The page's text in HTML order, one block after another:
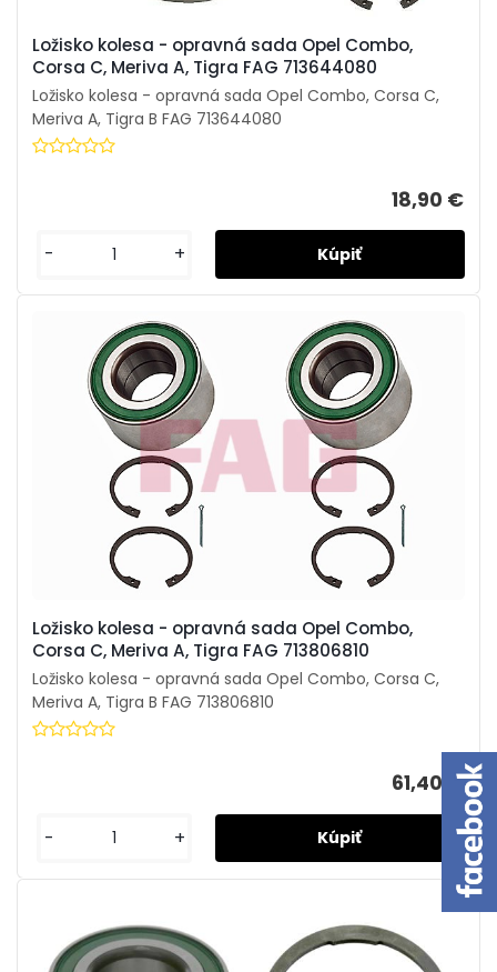
Ložisko kolesa - opravná sada Opel Combo,
Corsa C, Meriva A, Tigra FAG 713644080
Ložisko kolesa - opravná sada Opel Combo, Corsa C,
Meriva A, Tigra B FAG 713644080
18,90 €
- +
Ložisko kolesa - opravná sada Opel Combo,
Corsa C, Meriva A, Tigra FAG 713806810
Ložisko kolesa - opravná sada Opel Combo, Corsa C,
Meriva A, Tigra B FAG 713806810
61,40 €
- +